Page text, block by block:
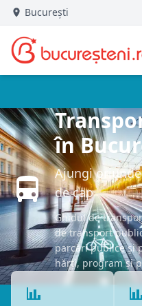
București
în
Ajungi
de cap
Ghidul de
de transport
parcări publice și
hărți, program și